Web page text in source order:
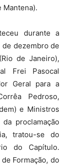
Mantena).
durante a
de dezembro de
de Janeiro),
Frei Pasocal
Geral para a
Pedroso,
e Ministros
proclamação
tratou-se do
do Capítulo.
Formação, do